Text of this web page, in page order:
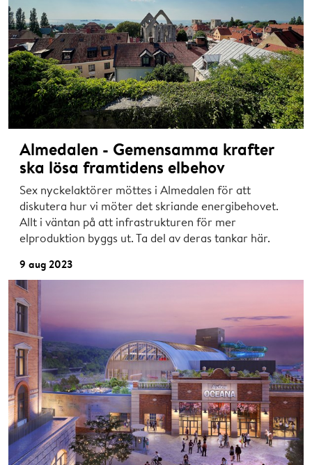
Almedalen - Gemensamma krafter
ska lösa framtidens elbehov
Sex nyckelaktörer möttes i Almedalen för att
diskutera hur vi möter det skriande energibehovet.
Allt i väntan på att infrastrukturen för mer
elproduktion byggs ut. Ta del av deras tankar här.
9 aug 2023